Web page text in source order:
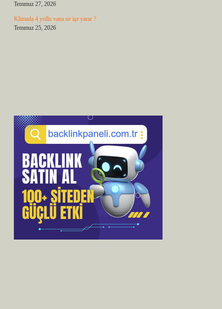
Temmuz 27, 2026
Klimada 4 yollu vana ne işe yarar ?
Temmuz 25, 2026